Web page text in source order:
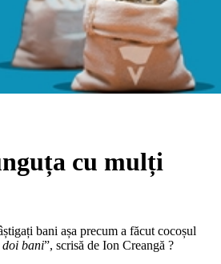
cu mulți
bani așa precum a făcut cocoșul
doi bani”, scrisă de Ion Creangă ?